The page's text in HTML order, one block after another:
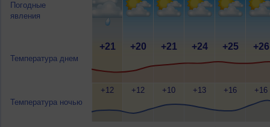
Погодные
явления
Температура днем
Температура ночью
+21
+12
+20
+12
+21
+10
+24
+13
+25
+16
+26
+16